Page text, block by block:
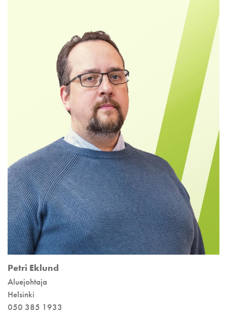
Petri Eklund
Aluejohtaja
Helsinki
050 385 1933